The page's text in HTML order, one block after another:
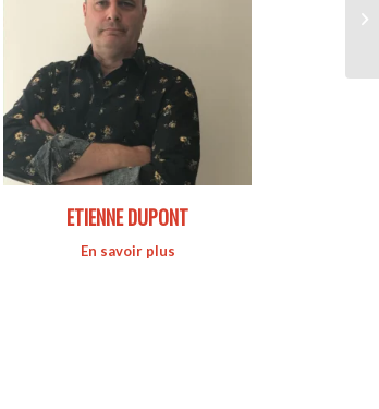
ETIENNE DUPONT
En savoir plus